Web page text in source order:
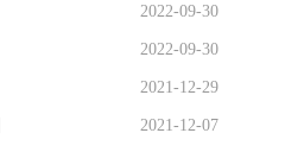
2022-09-30
2022-09-30
2021-12-29
2021-12-07